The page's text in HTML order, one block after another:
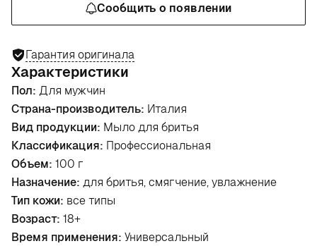
Сообщить о появлении
Гарантия оригинала
Характеристики
Пол: Для мужчин
Страна-производитель: Италия
Вид продукции: Мыло для бритья
Классификация: Профессиональная
Объем: 100 г
Назначение: для бритья, смягчение, увлажнение
Тип кожи: все типы
Возраст: 18+
Время применения: Универсальный